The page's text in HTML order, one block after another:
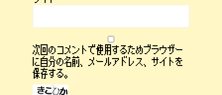
次回のコメントで使用するためブラウザー
に自分の名前、メールアドレス、サイトを
保存する。